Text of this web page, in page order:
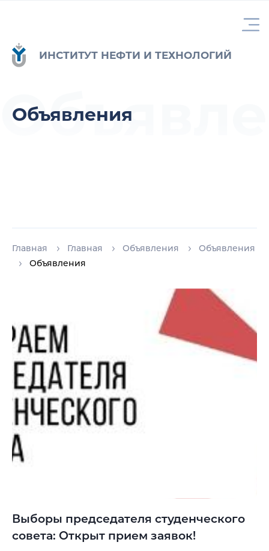
ИНСТИТУТ НЕФТИ И ТЕХНОЛОГИЙ
Объявления
Главная Главная Объявления
Объявления
Объявления
Выборы председателя студенческого
совета: Открыт прием заявок!